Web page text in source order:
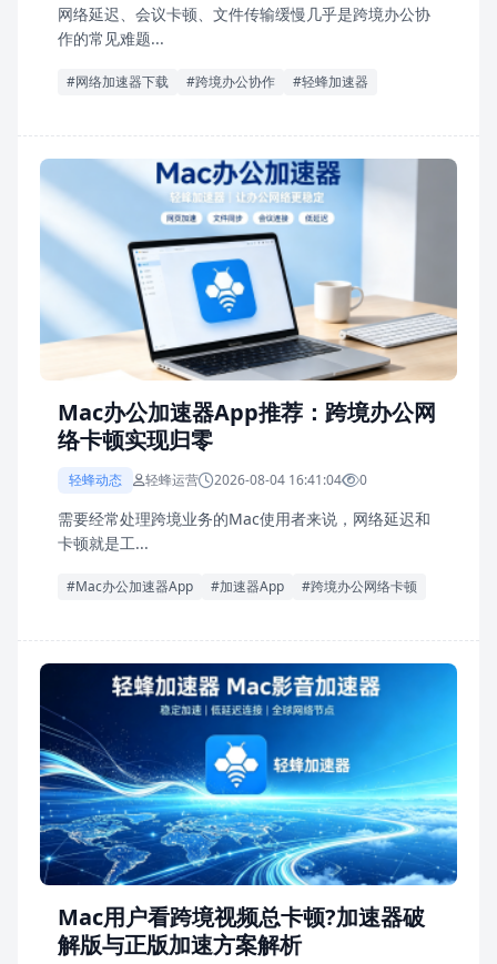
网络延迟、会议卡顿、文件传输缓慢几乎是跨境办公协
作的常见难题...
#网络加速器下载 #跨境办公协作 #轻蜂加速器
Mac办公加速器App推荐：跨境办公网
络卡顿实现归零
轻蜂动态 轻蜂运营 2026-08-04 16:41:04 0
需要经常处理跨境业务的Mac使用者来说，网络延迟和
卡顿就是工...
#Mac办公加速器App #加速器App #跨境办公网络卡顿
Mac用户看跨境视频总卡顿?加速器破
解版与正版加速方案解析